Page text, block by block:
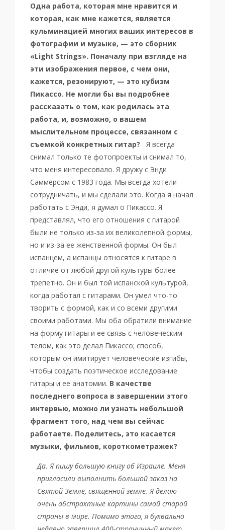
Одна работа, которая мне нравится и
которая, как мне кажется, является
кульминацией многих ваших интересов в
фотографии и музыке, — это сборник
«Light Strings». Поначалу при взгляде на
эти изображения первое, с чем они,
кажется, резонируют, — это кубизм
Пикассо. Не могли бы вы подробнее
рассказать о том, как родилась эта
работа, и, возможно, о вашем
мыслительном процессе, связанном с
съемкой конкретных гитар? Я всегда
снимал только те фотопроекты и снимал то,
что меня интересовало. Я дружу с Энди
Саммерсом с 1983 года. Мы всегда хотели
сотрудничать, и мы сделали это. Когда я начал
работать с Энди, я думал о Пикассо. Я
представлял, что его отношения с гитарой
были не только из-за их великолепной формы,
но и из-за ее женственной формы. Он был
испанцем, а испанцы относятся к гитаре в
отличие от любой другой культуры более
трепетно. Он и был той испанской культурой,
когда работал с гитарами. Он умел что-то
творить с формой, как и со всеми другими
своими работами. Мы оба обратили внимание
на форму гитары и ее связь с человеческим
телом, как это делал Пикассо; способ,
которым он имитирует человеческие изгибы,
чтобы создать поэтическое исследование
гитары и ее анатомии. В качестве
последнего вопроса в завершении этого
интервью, можно ли узнать небольшой
фрагмент того, над чем вы сейчас
работаете. Поделитесь, это касается
музыки, фильмов, короткометражек?
Да. Я пишу большую книгу об Израиле. Меня
пригласили выполнить большой заказ на
Святой Земле, священной земле. Я делаю
очень абстрактные картины самой старой
страны в мире. Помимо этого, я буквально